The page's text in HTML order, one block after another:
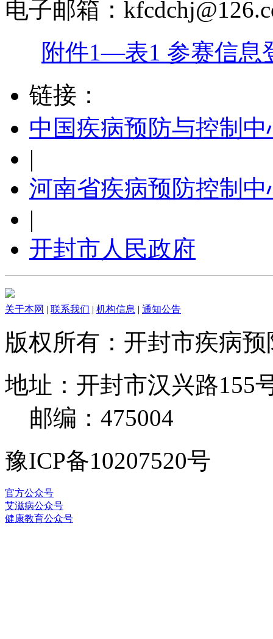
电子邮箱：
附件1—表1 参赛信息
链接：
中国疾病预防与控制中
|
河南省疾病预防控制中
|
开封市人民政府
关于本网 | 联系我们 | 机构信息 | 通知公告
版权所有：开封市疾病
地址：开封市汉兴路
邮编：475004
豫ICP备10207520号
官方公众号
艾滋病公众号
健康教育公众号